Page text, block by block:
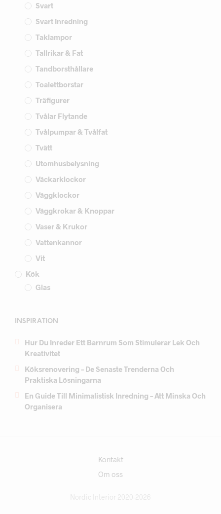
Svart
Svart Inredning
Taklampor
Tallrikar & Fat
Tandborsthållare
Toalettborstar
Träfigurer
Tvålar Flytande
Tvålpumpar & Tvålfat
Tvätt
Utomhusbelysning
Väckarklockor
Väggklockor
Väggkrokar & Knoppar
Vaser & Krukor
Vattenkannor
Vit
Kök
Glas
INSPIRATION
Hur Du Inreder Ett Barnrum Som Stimulerar Lek Och
Kreativitet
Köksrenovering – De Senaste Trenderna Och
Praktiska Lösningarna
En Guide Till Minimalistisk Inredning – Att Minska Och
Organisera
Kontakt
Om oss